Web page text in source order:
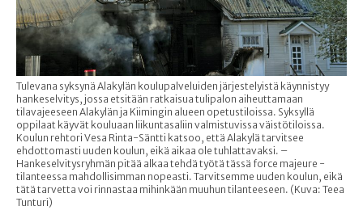
Tulevana syksynä Alakylän koulupalveluiden järjestelyistä käynnistyy
hankeselvitys, jossa etsitään ratkaisua tulipalon aiheuttamaan
tilavajeeseen Alakylän ja Kiimingin alueen opetustiloissa. Syksyllä
oppilaat käyvät kouluaan liikuntasaliin valmistuvissa väistötiloissa.
Koulun rehtori Vesa Rinta-Säntti katsoo, että Alakylä tarvitsee
ehdottomasti uuden koulun, eikä aikaa ole tuhlattavaksi. –
Hankeselvitysryhmän pitää alkaa tehdä työtä tässä force majeure -
tilanteessa mahdollisimman nopeasti. Tarvitsemme uuden koulun, eikä
tätä tarvetta voi rinnastaa mihinkään muuhun tilanteeseen. (Kuva: Teea
Tunturi)